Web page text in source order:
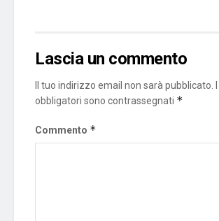
Lascia un commento
Il tuo indirizzo email non sarà pubblicato.
obbligatori sono contrassegnati *
Commento *